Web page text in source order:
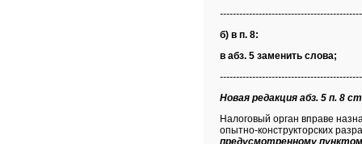
б) в п. 8:
в абз. 5 заменить слова;
Новая редакция абз. 5 п. 8
Налоговый орган вправе
опытно-конструкторских
предусмотренному